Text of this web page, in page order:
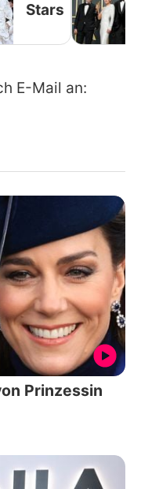
Stars
E-Mail an:
Prinzessin